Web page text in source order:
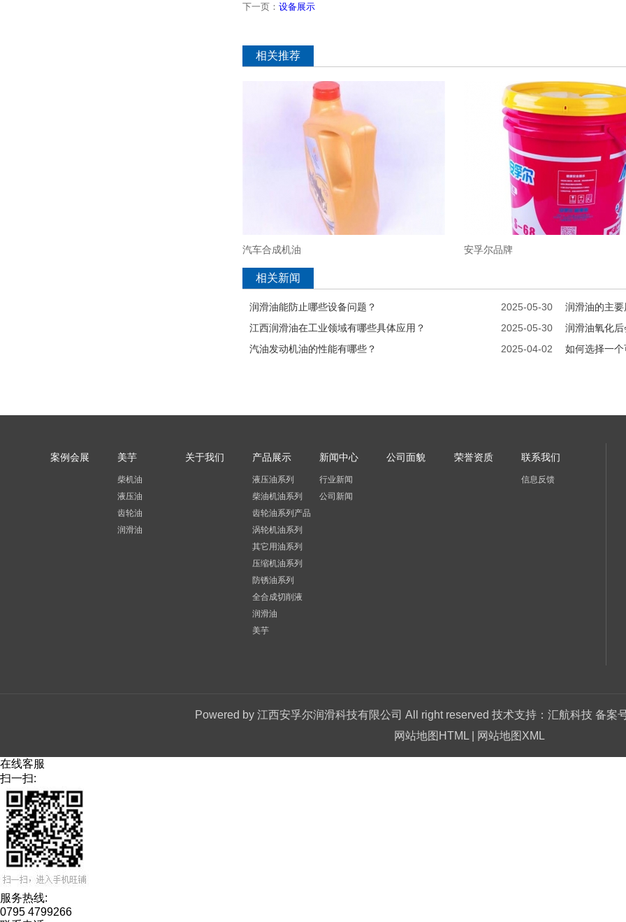
下一页： 设备展示
相关推荐
汽车合成机油 安孚尔品牌
相关新闻
润滑油能防止哪些设备问题？ 2025-05-30
润滑油的主
江西润滑油在工业领域有哪些具体应用？
2025-05-30
润滑油氧化
汽油发动机油的性能有哪些？
2025-04-02 如何选择一
案例会展 美芋
柴机油
液压油
齿轮油
润滑油
关于我们 产品展示
液压油系列
柴油机油系列
齿轮油系列产品
涡轮机油系列
其它用油系列
压缩机油系列
防锈油系列
全合成切削液
润滑油
美芋
新闻中心
行业新闻
公司新闻
公司面貌 荣誉资质 联系我们
信息反馈
Powered by 江西安孚尔润滑科技有限公司 All right reserved 技术支持：汇航科技 备案
网站地图HTML
网站地图XML
在线客服
扫一扫:
服务热线:
0795 4799266